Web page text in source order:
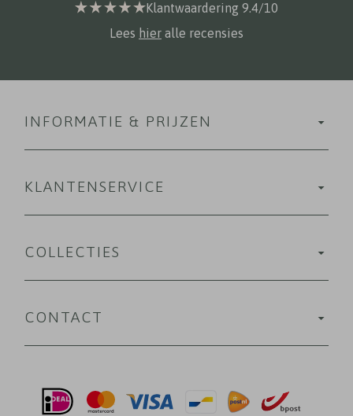
Klantwaardering 9.4/10
Lees hier alle recensies
INFORMATIE & PRIJZEN
KLANTENSERVICE
COLLECTIES
CONTACT